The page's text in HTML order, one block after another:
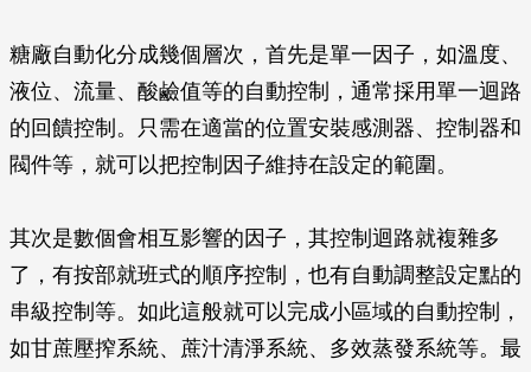
糖廠自動化分成幾個層次，首先是單一因子，如溫度、
液位、流量、酸鹼值等的自動控制，通常採用單一迴路
的回饋控制。只需在適當的位置安裝感測器、控制器和
閥件等，就可以把控制因子維持在設定的範圍。
其次是數個會相互影響的因子，其控制迴路就複雜多
了，有按部就班式的順序控制，也有自動調整設定點的
串級控制等。如此這般就可以完成小區域的自動控制，
如甘蔗壓搾系統、蔗汁清淨系統、多效蒸發系統等。最